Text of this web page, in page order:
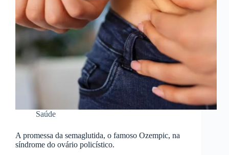
Saúde
A promessa da semaglutida, o famoso Ozempic, na
síndrome do ovário policístico.